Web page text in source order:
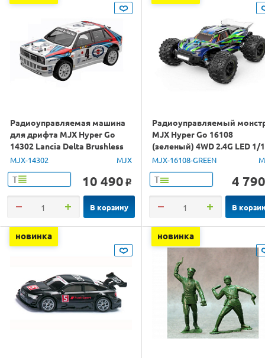
Радиоуправляемая машина
для дрифта MJX Hyper Go
14302 Lancia Delta Brushless
4WD 2.4G LED 1/14 RTR
MJX-14302 MJX
Т 10 490 o
В корзину
Радиоуправляемый
MJX Hyper Go 16108
(зеленый) 4WD 2.4G LED 1/
RTR
MJX-16108-GREEN
Т 4 790
В
новинка новинка